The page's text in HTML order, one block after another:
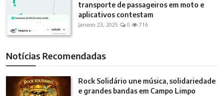
transporte de passageiros em moto e
aplicativos contestam
Janeiro 23, 2025 0 716
Notícias Recomendadas
Rock Solidário une música, solidariedade
e grandes bandas em Campo Limpo